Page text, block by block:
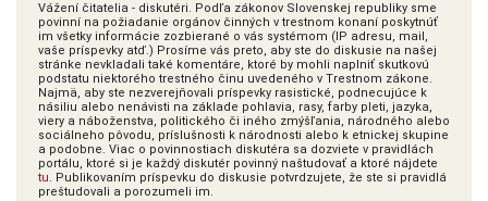
Vážení čitatelia - diskutéri. Podľa zákonov Slovenskej republiky sme
povinní na požiadanie orgánov činných v trestnom konaní poskytnúť
im všetky informácie zozbierané o vás systémom (IP adresu, mail,
vaše príspevky atď.) Prosíme vás preto, aby ste do diskusie na našej
stránke nevkladali také komentáre, ktoré by mohli naplniť skutkovú
podstatu niektorého trestného činu uvedeného v Trestnom zákone.
Najmä, aby ste nezverejňovali príspevky rasistické, podnecujúce k
násiliu alebo nenávisti na základe pohlavia, rasy, farby pleti, jazyka,
viery a náboženstva, politického či iného zmýšľania, národného alebo
sociálneho pôvodu, príslušnosti k národnosti alebo k etnickej skupine
a podobne. Viac o povinnostiach diskutéra sa dozviete v pravidlách
portálu, ktoré si je každý diskutér povinný naštudovať a ktoré nájdete
tu. Publikovaním príspevku do diskusie potvrdzujete, že ste si pravidlá
preštudovali a porozumeli im.